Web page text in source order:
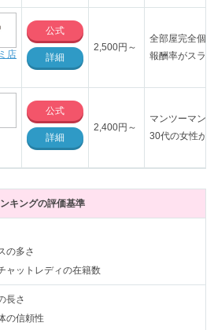
店
公式
詳細
2,500円～
全部屋完全個
報酬率がスラ
公式
詳細
2,400円～
マンツーマン
30代の女性が
キングの評価基準
の多さ
ャットレディの在籍数
長さ
の信頼性